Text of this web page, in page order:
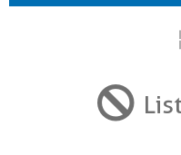
Trwające w zakresie